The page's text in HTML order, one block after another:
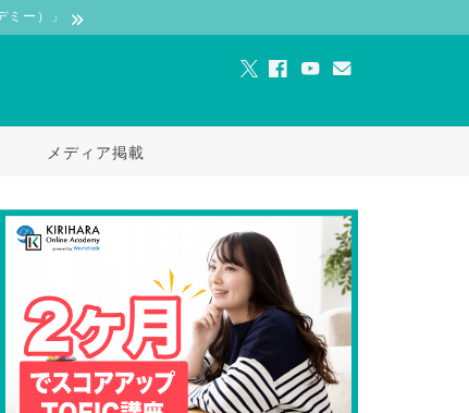
ー）」
メディア掲載